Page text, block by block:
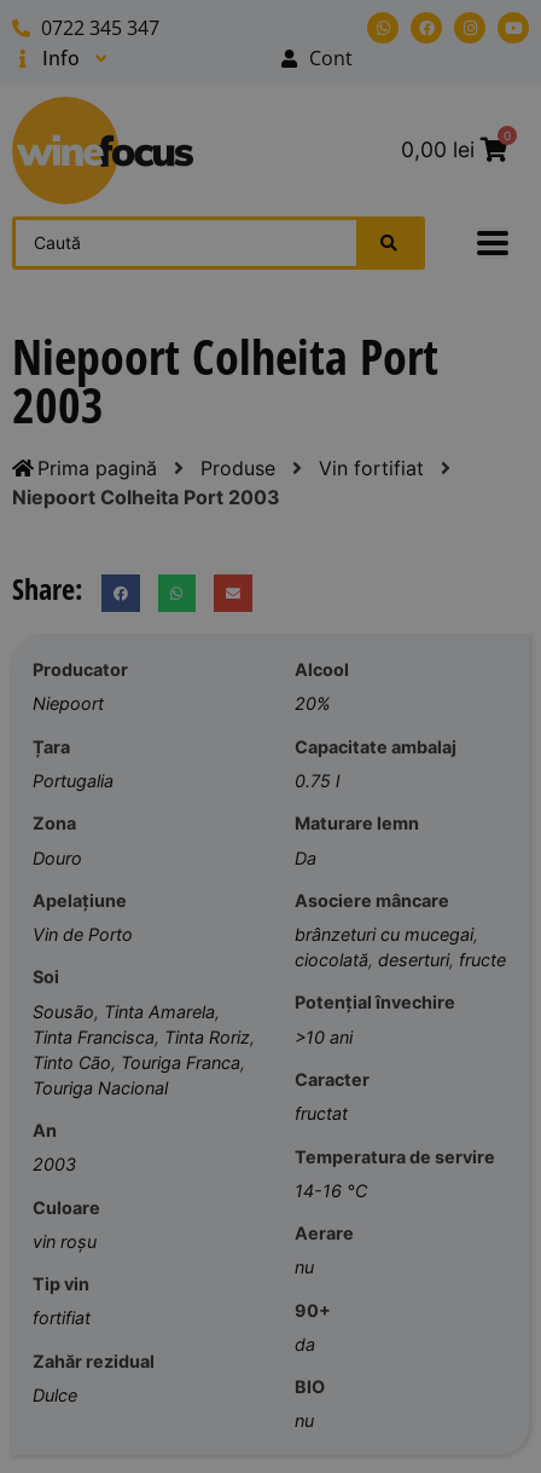
0722 345 347
Info
Cont
0,00 lei
0
Niepoort Colheita Port
2003
Prima pagină Produse
Vin fortifiat
Niepoort Colheita Port 2003
Share:
Producator
Niepoort
Țara
Portugalia
Zona
Douro
Apelațiune
Vin de Porto
Soi
Sousão, Tinta Amarela,
Tinta Francisca, Tinta Roriz,
Tinto Cão, Touriga Franca,
Touriga Nacional
An
2003
Culoare
vin roșu
Tip vin
fortifiat
Zahăr rezidual
Dulce
Alcool
20%
Capacitate ambalaj
0.75 l
Maturare lemn
Da
Asociere mâncare
brânzeturi cu mucegai,
ciocolată,deserturi, fructe
Potențial învechire
>10 ani
Caracter
fructat
Temperatura de servire
14-16 °C
Aerare
nu
90+
da
BIO
nu